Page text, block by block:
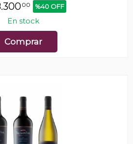
00 %40 OFF
En stock
Comprar